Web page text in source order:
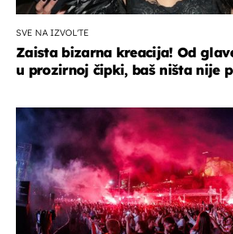
SVE NA IZVOL'TE
Zaista bizarna kreacija! Od
u prozirnoj čipki, baš ništa nije